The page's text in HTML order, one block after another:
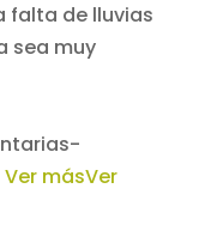
falta de lluvias
sea muy
Ver másVer